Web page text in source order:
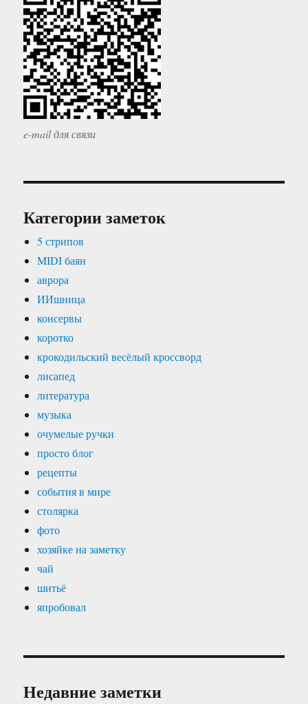
e-mail для связи
Категории заметок
5 стрипов
MIDI баян
аврора
ИИшница
консервы
коротко
крокодильский весёлый кроссворд
лисапед
литература
музыка
очумелые ручки
просто блог
рецепты
события в мире
столярка
фото
хозяйке на заметку
чай
шитьё
япробовал
Недавние заметки